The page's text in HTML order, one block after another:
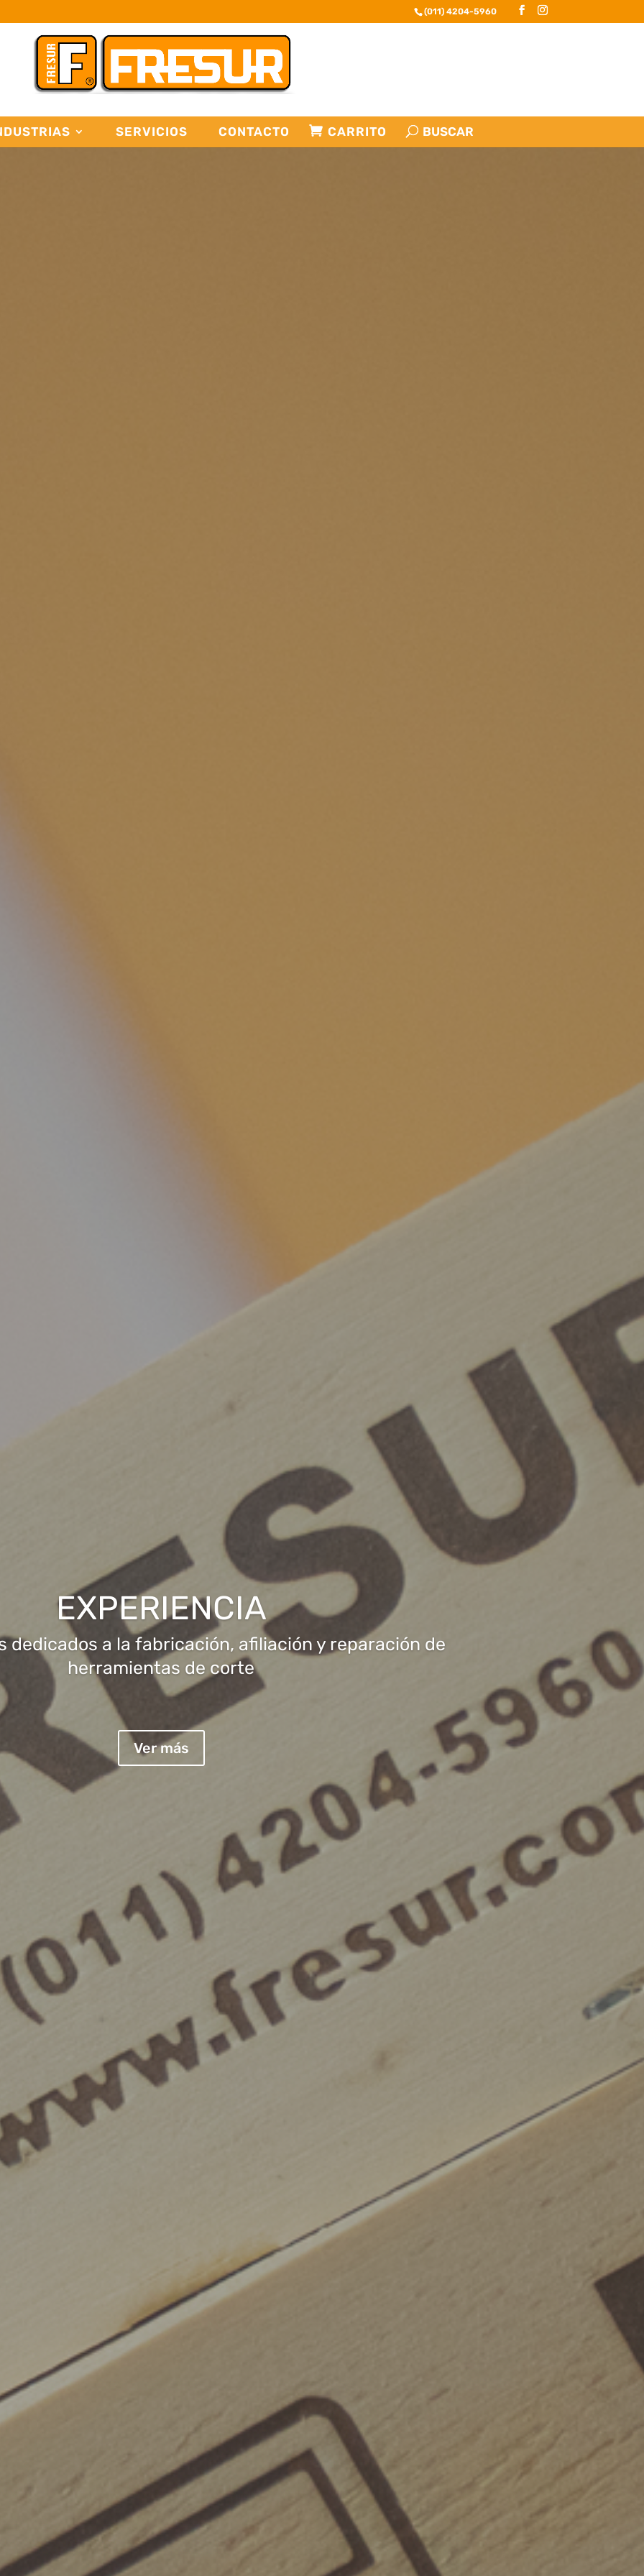
(011) 4204-5960
SERVICIOS CONTACTO CARRITO
EVOLUCIÓN
incorporación de nuevas tecnologías
Ver más